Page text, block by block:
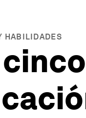
HABILIDADES